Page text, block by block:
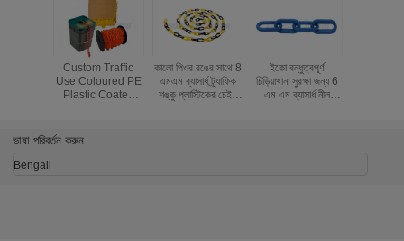
Custom Traffic
Use Coloured PE
Plastic Coated
কালো পিওর রঙের সাথে 8
এমএম ব্যাসার্ধ ট্র্যাফিক
শঙ্কু প্লাস্টিকের চেইন
ইকো বন্ধুত্বপূর্ণ
চিড়িয়াখানা সুরক্ষা জন্য 6
এম এম ব্যাসার্ধ নীল
ভাষা পরিবর্তন করুন
Bengali